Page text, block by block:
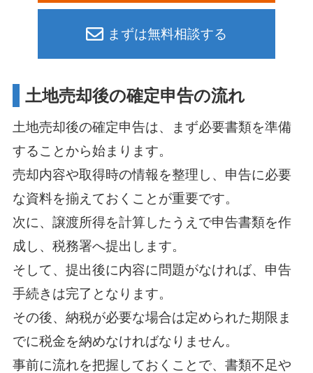
まずは無料相談する
土地売却後の確定申告の流れ
土地売却後の確定申告は、まず必要書類を準備
することから始まります。
売却内容や取得時の情報を整理し、申告に必要
な資料を揃えておくことが重要です。
次に、譲渡所得を計算したうえで申告書類を作
成し、税務署へ提出します。
そして、提出後に内容に問題がなければ、申告
手続きは完了となります。
その後、納税が必要な場合は定められた期限ま
でに税金を納めなければなりません。
事前に流れを把握しておくことで、書類不足や